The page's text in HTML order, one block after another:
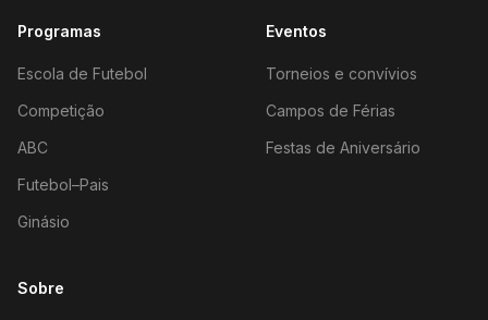
Programas
Escola de Futebol
Competição
ABC
Futebol–Pais
Ginásio
Eventos
Torneios e convívios
Campos de Férias
Festas de Aniversário
Sobre